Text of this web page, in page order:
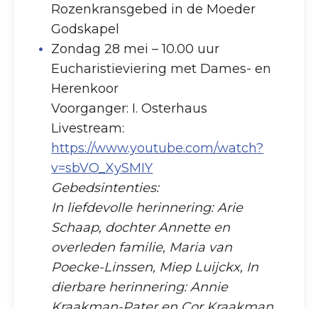
Rozenkransgebed in de Moeder
Godskapel
Zondag 28 mei – 10.00 uur
Eucharistieviering met Dames- en
Herenkoor
Voorganger: I. Osterhaus
Livestream:
https://www.youtube.com/watch?
v=sbVO_XySMIY
Gebedsintenties:
In liefdevolle herinnering: Arie
Schaap, dochter Annette en
overleden familie, Maria van
Poecke-Linssen, Miep Luijckx, In
dierbare herinnering: Annie